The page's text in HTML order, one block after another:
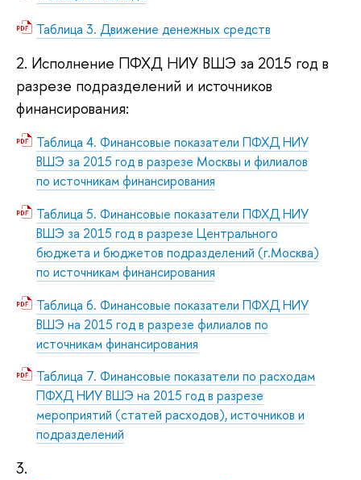
Таблица 3. Движение денежных средств
2. Исполнение ПФХД НИУ ВШЭ за 2015 год в
разрезе подразделений и источников
финансирования:
Таблица 4. Финансовые показатели ПФХД НИУ
ВШЭ за 2015 год в разрезе Москвы и филиалов
по источникам финансирования
Таблица 5. Финансовые показатели ПФХД НИУ
ВШЭ за 2015 год в разрезе Центрального
бюджета и бюджетов подразделений (г.Москва)
по источникам финансирования
Таблица 6. Финансовые показатели ПФХД НИУ
ВШЭ на 2015 год в разрезе филиалов по
источникам финансирования
Таблица 7. Финансовые показатели по расходам
ПФХД НИУ ВШЭ на 2015 год в разрезе
мероприятий (статей расходов), источников и
подразделений
3.